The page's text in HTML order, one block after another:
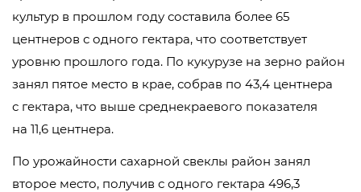
культур в прошлом году составила более 65
центнеров с одного гектара, что соответствует
уровню прошлого года. По кукурузе на зерно район
занял пятое место в крае, собрав по 43,4 центнера
с гектара, что выше среднекраевого показателя
на 11,6 центнера.
По урожайности сахарной свеклы район занял
второе место, получив с одного гектара 496,3